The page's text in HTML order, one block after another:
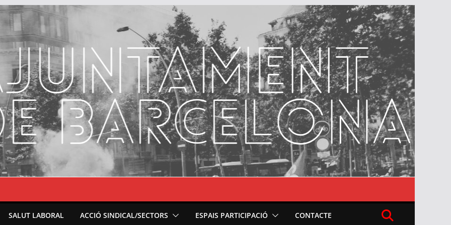
SALUT LABORAL ACCIÓ SINDICAL/SECTORS ESPAIS PARTICIPACIÓ CONTACTE